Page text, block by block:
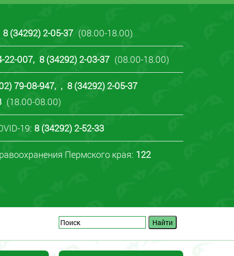
8 (34292) 2-05-37 (08.00-18.00)
22-007, 8 (34292) 2-03-37 (08.00-18.00)
79-08-947, , 8 (34292) 2-05-37
(18.00-08.00)
19: 8 (34292) 2-52-33
Пермского края: 122